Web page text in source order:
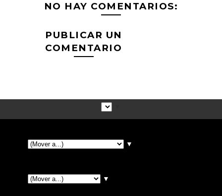
NO HAY COMENTARIOS:
PUBLICAR UN
COMENTARIO
▼
▼